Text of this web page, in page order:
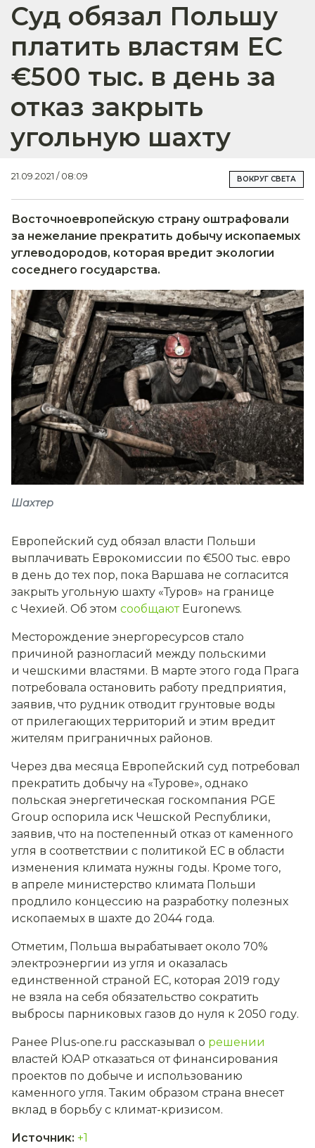
Суд обязал Польшу
платить властям ЕС
€500 тыс. в день за
отказ закрыть
угольную шахту
21.09.2021 / 08:09 ВОКРУГ СВЕТА
Восточноевропейскую страну оштрафовали
за нежелание прекратить добычу ископаемых
углеводородов, которая вредит экологии
соседнего государства.
Шахтер
Европейский суд обязал власти Польши
выплачивать Еврокомиссии по €500 тыс. евро
в день до тех пор, пока Варшава не согласится
закрыть угольную шахту «Туров» на границе
с Чехией. Об этом сообщаютEuronews.
Месторождение энергоресурсов стало
причиной разногласий между польскими
и чешскими властями. В марте этого года Прага
потребовала остановить работу предприятия,
заявив, что рудник отводит грунтовые воды
от прилегающих территорий и этим вредит
жителям приграничных районов.
Через два месяца Европейский суд потребовал
прекратить добычу на «Турове», однако
польская энергетическая госкомпания PGE
Group оспорила иск Чешской Республики,
заявив, что на постепенный отказ от каменного
угля в соответствии с политикой ЕС в области
изменения климата нужны годы. Кроме того,
в апреле министерство климата Польши
продлило концессию на разработку полезных
ископаемых в шахте до 2044 года.
Отметим, Польша вырабатывает около 70%
электроэнергии из угля и оказалась
единственной страной ЕС, которая 2019 году
не взяла на себя обязательство сократить
выбросы парниковых газов до нуля к 2050 году.
Ранее Plus-one.ru рассказывал о решении
властей ЮАР отказаться от финансирования
проектов по добыче и использованию
каменного угля. Таким образом страна внесет
вклад в борьбу с климат-кризисом.
Источник: +1